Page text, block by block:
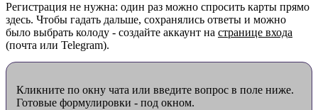
Регистрация не нужна: один раз можно спросить карты прямо
здесь. Чтобы гадать дальше, сохранялись ответы и можно
было выбрать колоду - создайте аккаунт на странице входа
(почта или Telegram).
Кликните по окну чата или введите вопрос в поле ниже.
Готовые формулировки - под окном.